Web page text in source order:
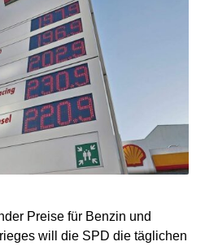
Preise für Benzin und
will die SPD die täglichen